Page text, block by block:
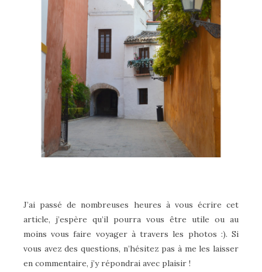
J’ai passé de nombreuses heures à vous écrire cet
article, j’espère qu’il pourra vous être utile ou au
moins vous faire voyager à travers les photos :). Si
vous avez des questions, n’hésitez pas à me les laisser
en commentaire, j’y répondrai avec plaisir !